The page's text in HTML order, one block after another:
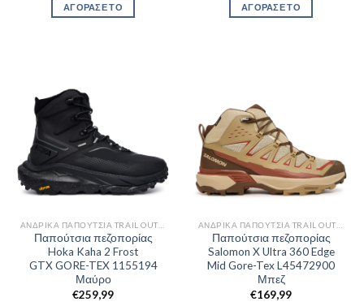
ΑΓΟΡΑΣΕ ΤΟ ΑΓΟΡΑΣΕ ΤΟ
ΑΝΔΡΙΚΆ ΠΑΠΟΎΤΣΙΑ TRAIL OUTDOR
Παπούτσια πεζοπορίας
Hoka Kaha 2 Frost
GTX GORE-TEX 1155194
Μαύρο
€259,99
ΑΝΔΡΙΚΆ ΠΑΠΟΎΤΣΙΑ TRAIL OUTDOR
Παπούτσια πεζοπορίας
Salomon X Ultra 360 Edge
Mid Gore-Tex L45472900
Μπεζ
€169,99